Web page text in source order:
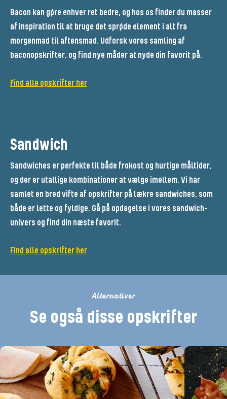
Bacon kan gøre enhver ret bedre, og hos os finder du masser
af inspiration til at bruge det sprøde element i alt fra
morgenmad til aftensmad. Udforsk vores samling af
baconopskrifter, og find nye måder at nyde din favorit på.
Find alle opskrifter her
Sandwich
Sandwiches er perfekte til både frokost og hurtige måltider,
og der er utallige kombinationer at vælge imellem. Vi har
samlet en bred vifte af opskrifter på lækre sandwiches, som
både er lette og fyldige. Gå på opdagelse i vores sandwich-
univers og find din næste favorit.
Find alle opskrifter her
Alternativer
Se også disse opskrifter